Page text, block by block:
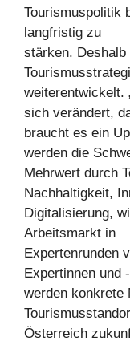
Tourismuspolitik
langfristig zu
stärken.
weiterentwickelt.
sich verändert,
braucht es ein
werden die
Mehrwert durch
Nachhaltigkeit,
Digitalisierung,
Arbeitsmarkt in
Expertenrunden
Expertinnen und
werden konkrete
Österreich